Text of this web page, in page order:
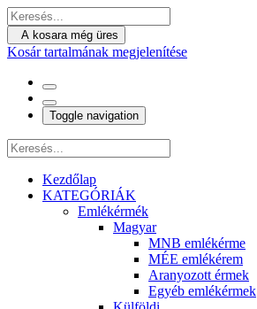
A kosara még üres
Kosár tartalmának megjelenítése
Toggle navigation
Kezdőlap
KATEGÓRIÁK
Emlékérmék
Magyar
MNB emlékérme
MÉE emlékérem
Aranyozott érmek
Egyéb emlékérmek